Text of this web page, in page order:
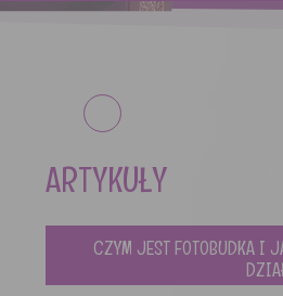
ARTYKUŁY
CZYM JEST FOTOBUDKA I